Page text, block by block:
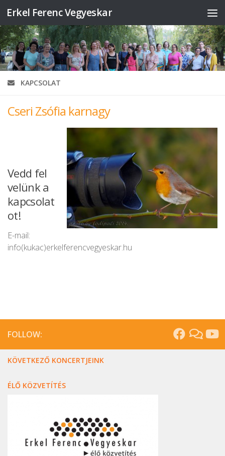
Skip to content
Erkel Ferenc Vegyeskar
KAPCSOLAT
Cseri Zsófia karnagy
Vedd fel
velünk a
kapcsolat
ot!
E-mail:
info(kukac)erkelferencvegyeskar.hu
FOLLOW:
KÖVETKEZŐ KONCERTJEINK
ÉLŐ KÖZVETÍTÉS